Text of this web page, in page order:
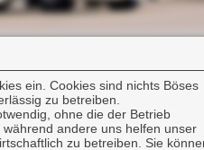
ein. Cookies sind nichts Böses
zu betreiben.
ohne die der Betrieb
andere uns helfen unser
zu betreiben. Sie